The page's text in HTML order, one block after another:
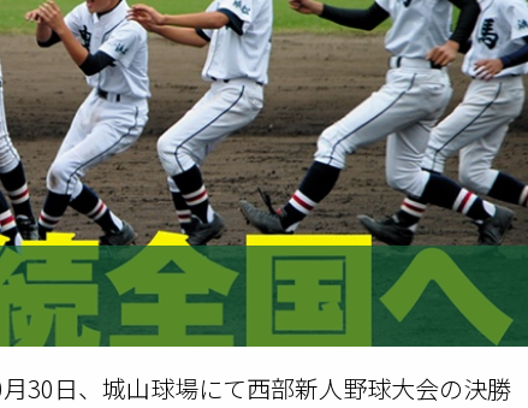
30日、城山球場にて西部新人野球大会の決勝